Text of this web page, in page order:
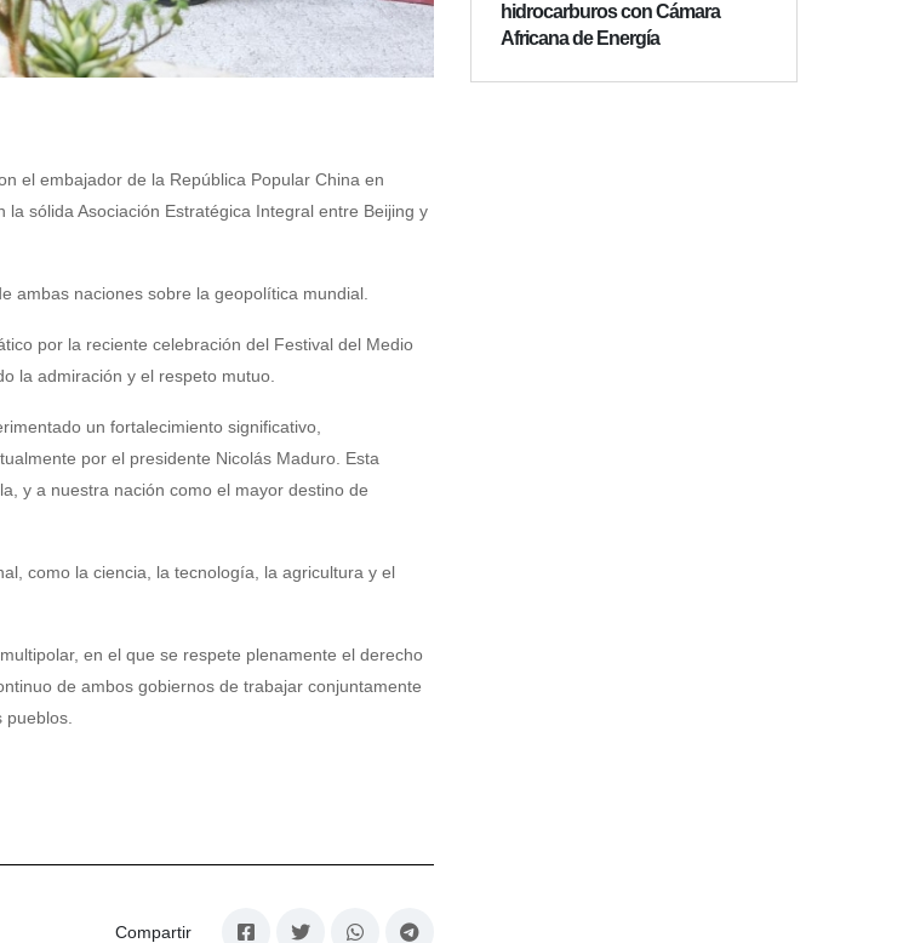
el embajador de la República Popular China en
sólida Asociación Estratégica Integral entre Beijing y
ambas naciones sobre la geopolítica mundial.
por la reciente celebración del Festival del Medio
la admiración y el respeto mutuo.
un fortalecimiento significativo,
por el presidente Nicolás Maduro. Esta
y a nuestra nación como el mayor destino de
como la ciencia, la tecnología, la agricultura y el
en el que se respete plenamente el derecho
de ambos gobiernos de trabajar conjuntamente
Compartir
hidrocarburos con Cámara
Africana de Energía